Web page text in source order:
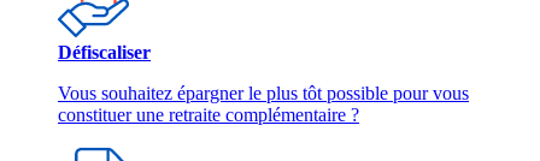
Défiscaliser
Vous souhaitez épargner le plus tôt possible pour vous
constituer une retraite complémentaire ?